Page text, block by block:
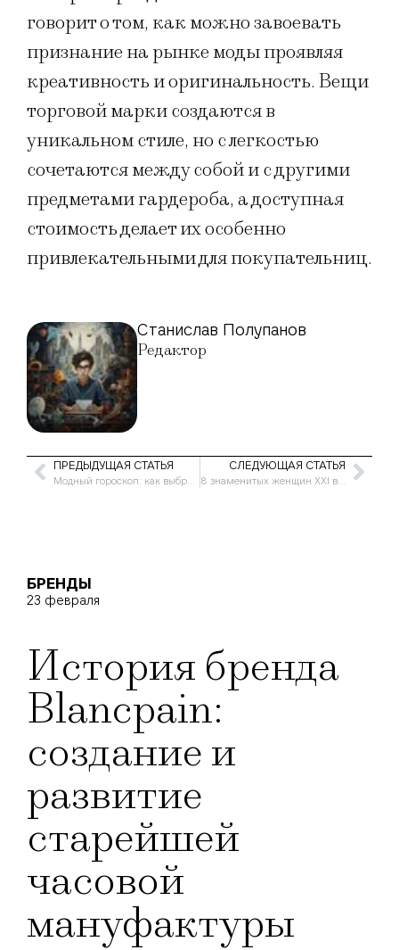
говорит о том, как можно завоевать
признание на рынке моды проявляя
креативность и оригинальность. Вещи
торговой марки создаются в
уникальном стиле, но с легкостью
сочетаются между собой и с другими
предметами гардероба, а доступная
стоимость делает их особенно
привлекательными для покупательниц.
Станислав Полупанов
Редактор
ПРЕДЫДУЩАЯ СТАТЬЯ СЛЕДУЮЩАЯ СТАТЬЯ
8 знаменитых женщин XXI века, чей успех мотивирует
БРЕНДЫ
23 февраля
История бренда
Blancpain:
создание и
развитие
старейшей
часовой
мануфактуры